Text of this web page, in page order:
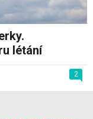
létání
2